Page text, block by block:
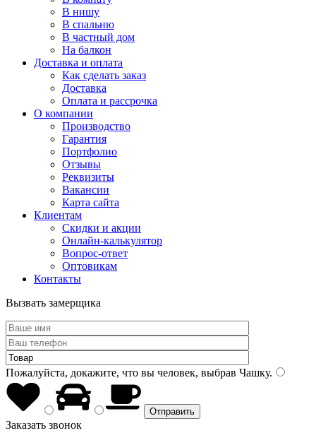
В нишу
В спальню
В частный дом
На балкон
Доставка и оплата
Как сделать заказ
Доставка
Оплата и рассрочка
О компании
Производство
Гарантия
Портфолио
Отзывы
Реквизиты
Вакансии
Карта сайта
Клиентам
Скидки и акции
Онлайн-калькулятор
Вопрос-ответ
Оптовикам
Контакты
Вызвать замерщика
Пожалуйста, докажите, что вы человек, выбрав Чашку.
Заказать звонок